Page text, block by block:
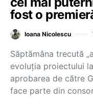
fost o
Ioana Nicolescu
Săptămâna trecută
evoluția proiectului
aprobarea de către
face parte din